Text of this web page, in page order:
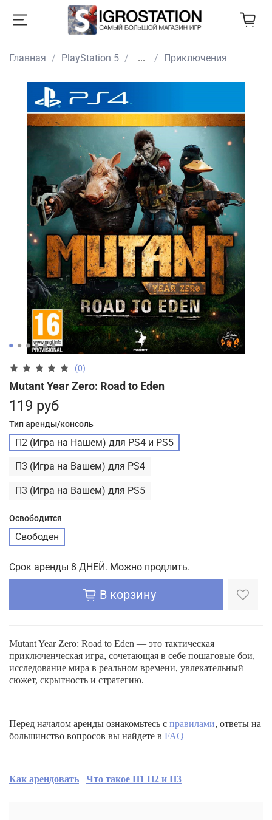
Главная PlayStation 5 ... Приключения
(0)
Mutant Year Zero: Road to Eden
119 руб
Тип аренды/консоль
П2 (Игра на Нашем) для PS4 и PS5
П3 (Игра на Вашем) для PS4
П3 (Игра на Вашем) для PS5
Освободится
Свободен
Срок аренды 8 ДНЕЙ. Можно продлить.
В корзину
Mutant Year Zero: Road to Eden — это тактическая
приключенческая игра, сочетающая в себе пошаговые бои,
исследование мира в реальном времени, увлекательный
сюжет, скрытность и стратегию.
Перед началом аренды ознакомьтесь с правилами, ответы на
большинство вопросов вы найдете в FAQ
Как арендовать Что такое П1 П2 и П3